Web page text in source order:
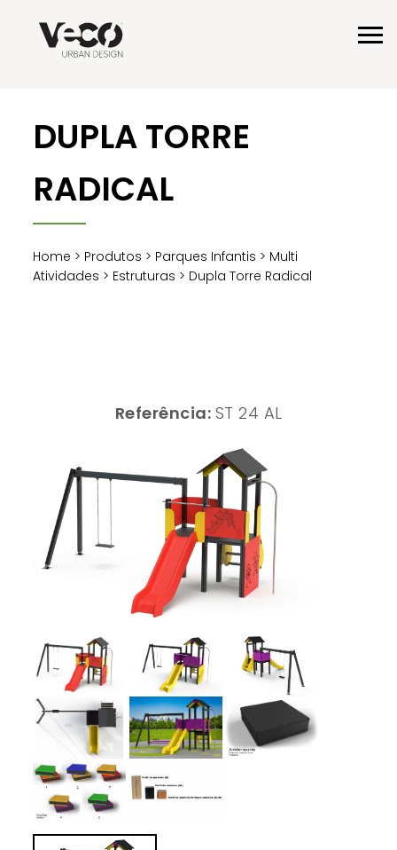
DUPLA TORRE
RADICAL
Home > Produtos > Parques Infantis > Multi
Atividades > Estruturas > Dupla Torre Radical
Referência: ST 24 AL